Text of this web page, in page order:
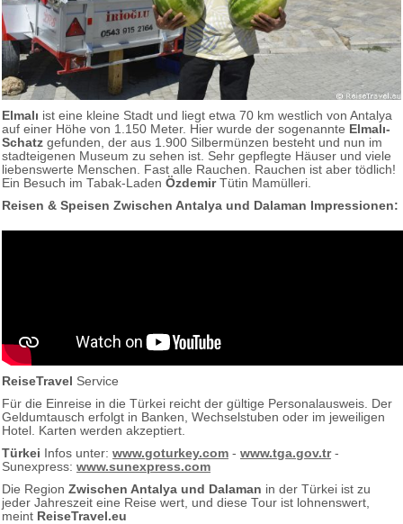
Elmalı ist eine kleine Stadt und liegt etwa 70 km westlich von Antalya
auf einer Höhe von 1.150 Meter. Hier wurde der sogenannte Elmalı-
Schatz gefunden, der aus 1.900 Silbermünzen besteht und nun im
stadteigenen Museum zu sehen ist. Sehr gepflegte Häuser und viele
liebenswerte Menschen. Fast alle Rauchen. Rauchen ist aber tödlich!
Ein Besuch im Tabak-Laden ÖzdemirTütin Mamülleri.
Reisen & Speisen Zwischen Antalya und Dalaman Impressionen:
ReiseTravel Service
Für die Einreise in die Türkei reicht der gültige Personalausweis. Der
Geldumtausch erfolgt in Banken, Wechselstuben oder im jeweiligen
Hotel. Karten werden akzeptiert.
Türkei Infos unter: www.goturkey.com - www.tga.gov.tr-
Sunexpress: www.sunexpress.com
Die Region Zwischen Antalya und Dalaman in der Türkei ist zu
jeder Jahreszeit eine Reise wert, und diese Tour ist lohnenswert,
meint ReiseTravel.eu